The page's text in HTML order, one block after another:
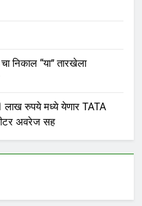
निकाल “या” तारखेला
रुपये मध्ये येणार TATA
अवरेज सह